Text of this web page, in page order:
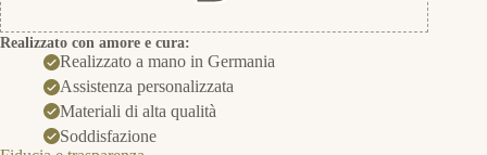
Realizzato con amore e cura:
Realizzato a mano in Germania
Assistenza personalizzata
Materiali di alta qualità
Soddisfazione